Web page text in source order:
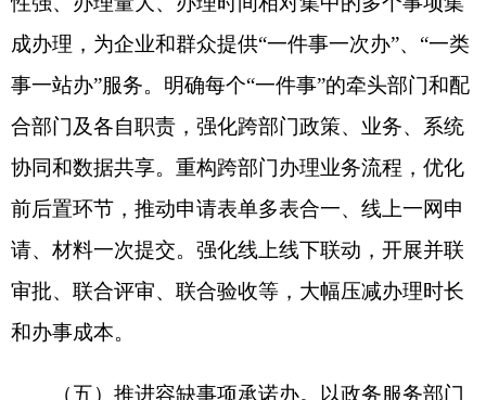
（六）推进异地事项跨域办。聚焦企业跨区域
事项省内通办、跨省通办，做到就近办、异地办。
依托全国一体化政务服务平台“跨省通办”业务支撑
系统，推动数据跨域共享、系统无缝衔接，实现异
地事项一站式网上办理。优化线下代收代办服务模
式，建立收件、办理两地窗口协同联动工作机制，
务场所按需开设远程虚拟窗口，运用远程身份核
验、音视频交互、屏幕共享等技术，为企业和群众